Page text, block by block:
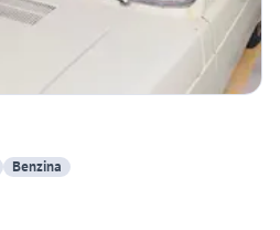
Benzina